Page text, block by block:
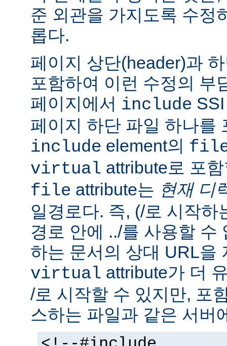
준 외관을 가지도록 수정
롭다.
페이지 상단(header)과
포함하여 이런 수정의 부
페이지에서 include
페이지 하단 파일 하나를
include element의
virtual attribute로 포
file attribute는 현재 디
일경로다. 즉, (/로 시작하
경로 안에 ../를 사용할 수
하는 문서의 상대 URL을
virtual attribute가 더
/로 시작할 수 있지만, 포
스하는 파일과 같은 서버